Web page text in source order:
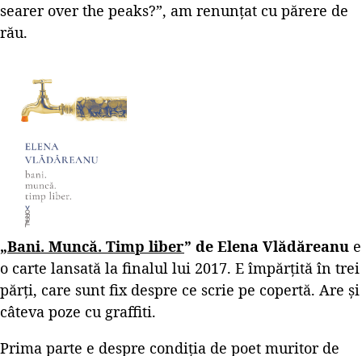
searer over the peaks?”, am renunțat cu părere de
rău.
„Bani. Muncă. Timp liber” de Elena Vlădăreanu e
o carte lansată la finalul lui 2017. E împărțită în trei
părți, care sunt fix despre ce scrie pe copertă. Are și
câteva poze cu graffiti.
Prima parte e despre condiția de poet muritor de